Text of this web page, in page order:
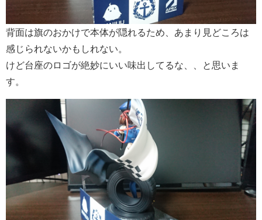
背面は旗のおかけで本体が隠れるため、あまり見どころは
感じられないかもしれない。
けど台座のロゴが絶妙にいい味出してるな、、と思いま
す。